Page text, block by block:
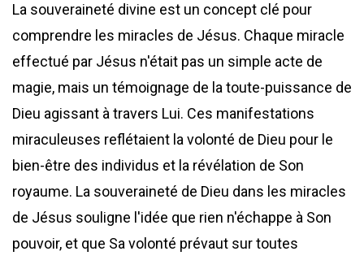
La souveraineté divine est un concept clé pour
comprendre les miracles de Jésus. Chaque miracle
effectué par Jésus n'était pas un simple acte de
magie, mais un témoignage de la toute-puissance de
Dieu agissant à travers Lui. Ces manifestations
miraculeuses reflétaient la volonté de Dieu pour le
bien-être des individus et la révélation de Son
royaume. La souveraineté de Dieu dans les miracles
de Jésus souligne l'idée que rien n'échappe à Son
pouvoir, et que Sa volonté prévaut sur toutes